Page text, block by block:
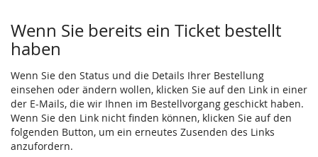
Wenn Sie bereits ein Ticket bestellt
haben
Wenn Sie den Status und die Details Ihrer Bestellung
einsehen oder ändern wollen, klicken Sie auf den Link in einer
der E-Mails, die wir Ihnen im Bestellvorgang geschickt haben.
Wenn Sie den Link nicht finden können, klicken Sie auf den
folgenden Button, um ein erneutes Zusenden des Links
anzufordern.